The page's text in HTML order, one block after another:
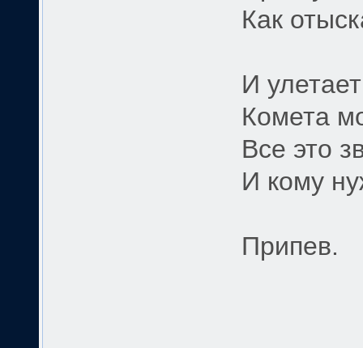
Как
И
Комета
Все это
И кому
Припев.